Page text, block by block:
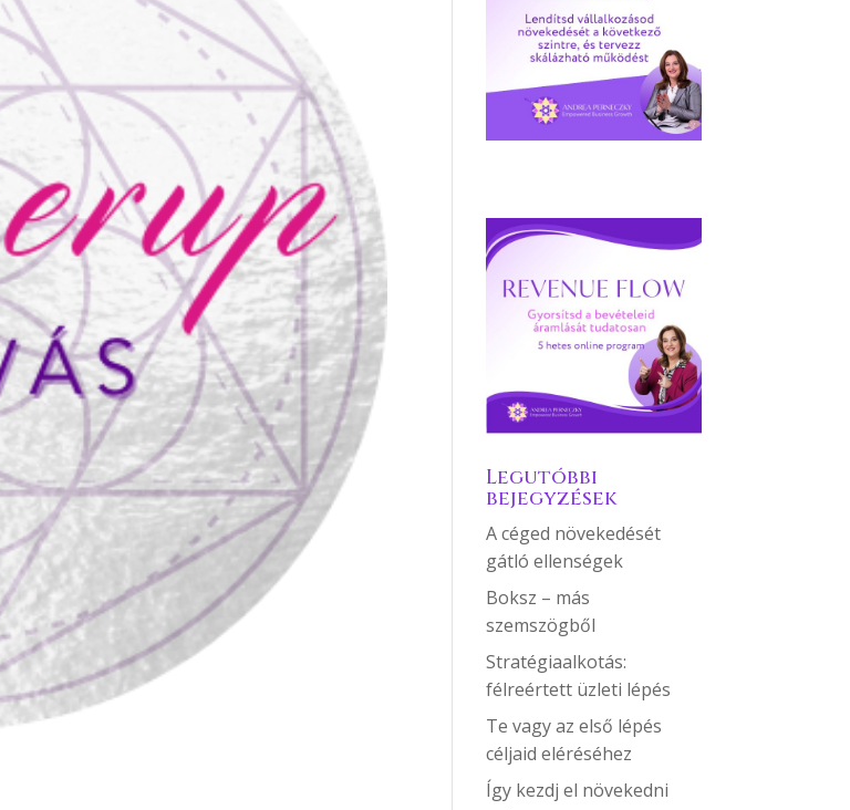
Legutóbbi
bejegyzések
A céged növekedését
gátló ellenségek
Boksz – más
szemszögből
Stratégiaalkotás:
félreértett üzleti lépés
Te vagy az első lépés
céljaid eléréséhez
Így kezdj el növekedni